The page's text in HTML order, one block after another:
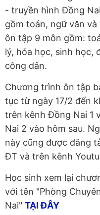
- truyền hình Đồng
gồm toán, ngữ văn
ôn tập 9 môn gồm:
lý, hóa học, sinh học,
công dân.
Chương trình ôn tập
tục từ ngày 17/2 đến
trên kênh Đồng Nai 1
Nai 2 vào hôm sau.
này cũng được đăng
ĐT và trên kênh
Học sinh xem lại
với tên "Phòng
Nai" TẠI ĐÂY